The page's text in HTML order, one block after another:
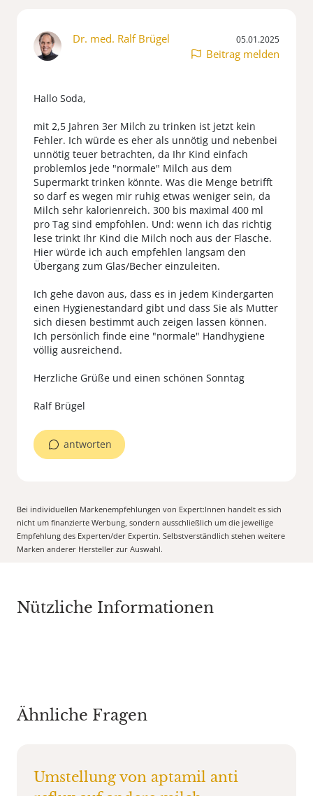
Dr. med. Ralf Brügel 05.01.2025
Beitrag melden
Hallo Soda,
mit 2,5 Jahren 3er Milch zu trinken ist jetzt kein
Fehler. Ich würde es eher als unnötig und nebenbei
unnötig teuer betrachten, da Ihr Kind einfach
problemlos jede "normale" Milch aus dem
Supermarkt trinken könnte. Was die Menge betrifft
so darf es wegen mir ruhig etwas weniger sein, da
Milch sehr kalorienreich. 300 bis maximal 400 ml
pro Tag sind empfohlen. Und: wenn ich das richtig
lese trinkt Ihr Kind die Milch noch aus der Flasche.
Hier würde ich auch empfehlen langsam den
Übergang zum Glas/Becher einzuleiten.
Ich gehe davon aus, dass es in jedem Kindergarten
einen Hygienestandard gibt und dass Sie als Mutter
sich diesen bestimmt auch zeigen lassen können.
Ich persönlich finde eine "normale" Handhygiene
völlig ausreichend.
Herzliche Grüße und einen schönen Sonntag
antworten
Bei individuellen Markenempfehlungen von Expert:Innen handelt es sich
nicht um finanzierte Werbung, sondern ausschließlich um die jeweilige
Empfehlung des Experten/der Expertin. Selbstverständlich stehen weitere
Marken anderer Hersteller zur Auswahl.
Nützliche Informationen
Ähnliche Fragen
Umstellung von aptamil anti